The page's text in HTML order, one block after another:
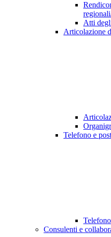
Atti
Articolazione
Telefono e
Consulenti e